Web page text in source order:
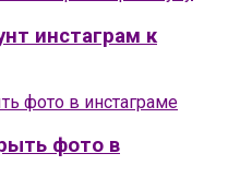
инстаграм к
фото в